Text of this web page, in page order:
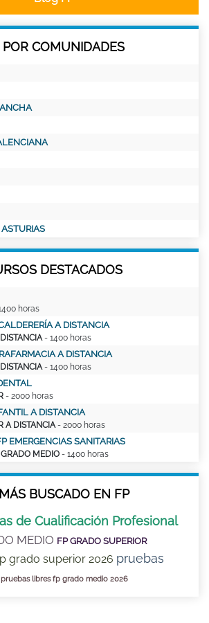
POR COMUNIDADES
ASTURIAS
DESTACADOS
horas
A DISTANCIA
- 1400 horas
A DISTANCIA
- 1400 horas
- 2000 horas
A DISTANCIA
A DISTANCIA - 2000 horas
EMERGENCIAS SANITARIAS
MEDIO - 1400 horas
BUSCADO EN FP
de Cualificación Profesional
MEDIO FP GRADO SUPERIOR
grado superior 2026 pruebas
pruebas libres fp grado medio 2026